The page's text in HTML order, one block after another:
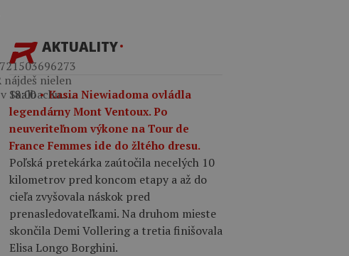
nielen
Saalbachu.…
AKTUALITY
18:00
Kasia Niewiadoma ovládla
legendárny Mont Ventoux. Po
neuveriteľnom výkone na Tour de
France Femmes ide do žltého dresu.
Poľská pretekárka zaútočila necelých 10
kilometrov pred koncom etapy a až do
cieľa zvyšovala náskok pred
prenasledovateľkami. Na druhom mieste
skončila Demi Vollering a tretia finišovala
Elisa Longo Borghini.